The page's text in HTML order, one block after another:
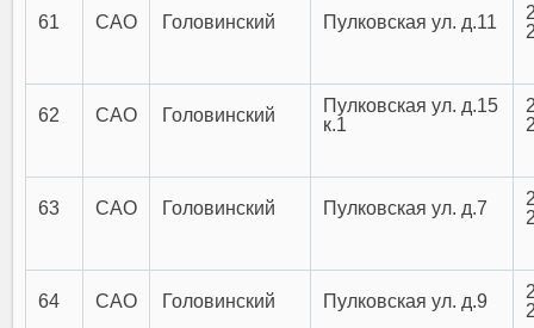
61 САО Головинский Пулковская ул. д.11
62 САО Головинский
Пулковская ул. д.15
к.1
63 САО Головинский Пулковская ул. д.7
64 САО Головинский Пулковская ул. д.9